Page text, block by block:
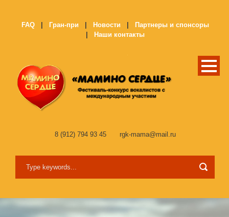
FAQ Гран-при Новости
Партнеры и спонсоры
Наши контакты
8 (912) 794 93 45 rgk-mama@mail.ru